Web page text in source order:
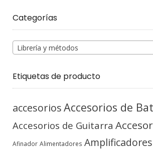
Categorías
Librería y métodos
Etiquetas de producto
accesoriosAccesorios de
Accesorios de Guitarra
Afinador Alimentadores Amplificadores